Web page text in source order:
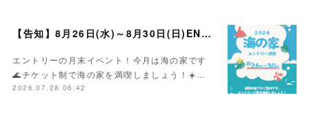
【告知】8月26日(水)～8月30日(日)ENTRY海の家イベント☀️
エントリーの月末イベント！今月は海の家です
🌊チケット制で海の家を満喫しましょう！☀️…
2026.07.28 06:42